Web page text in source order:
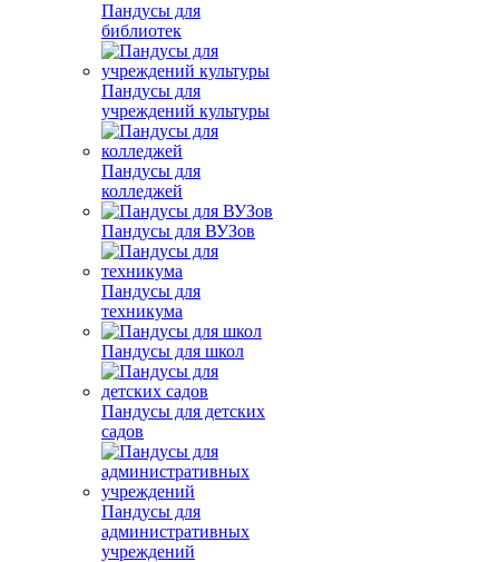
Пандусы для
библиотек
Пандусы для
учреждений культуры
Пандусы для
колледжей
Пандусы для ВУЗов
Пандусы для
техникума
Пандусы для школ
Пандусы для детских
садов
Пандусы для
административных
учреждений